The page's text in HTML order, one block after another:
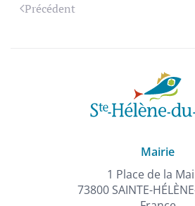
Précédent
Mairie
1 Place de la
73800 SAINTE-